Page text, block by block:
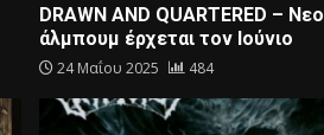
DRAWN AND QUARTERED – Nεο
άλμπουμ έρχεται τον Ιούνιο
24 Μαΐου 2025 484